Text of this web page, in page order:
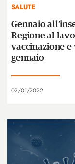
SALUTE
Gennaio
Regione al
vaccinazione
gennaio
02/01/2022